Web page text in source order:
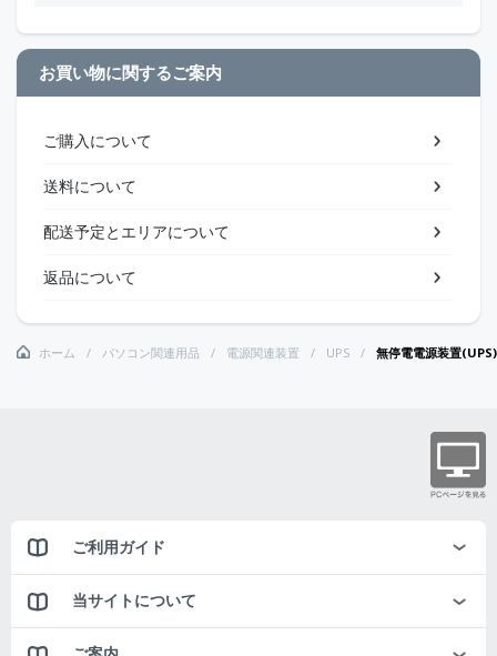
お買い物に関するご案内
ご購入について
送料について
配送予定とエリアについて
返品について
ホーム パソコン関連用品 電源関連装置 UPS 無停電電源装置
ご利用ガイド
当サイトについて